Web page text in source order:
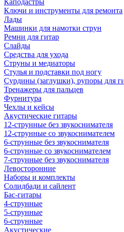
Каподастры
Ключи и инструменты для ремонта
Лады
Машинки для намотки струн
Ремни для гитар
Слайды
Средства для ухода
Струны и медиаторы
Стулья и подставки под ногу
Сурдины (заглушки), рупоры для
Тренажеры для пальцев
Фурнитура
Чехлы и кейсы
Акустические гитары
12-струнные без звукоснимателя
12-струнные со звукоснимателем
6-струнные без звукоснимателя
6-струнные со звукоснимателем
7-струнные без звукоснимателя
Левосторонние
Наборы и комплекты
Солидбади и сайлент
Бас-гитары
4-струнные
5-струнные
6-струнные
Акустические